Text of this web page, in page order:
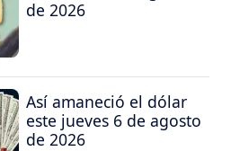
de 2026
Así amaneció el dólar
este jueves 6 de agosto
de 2026